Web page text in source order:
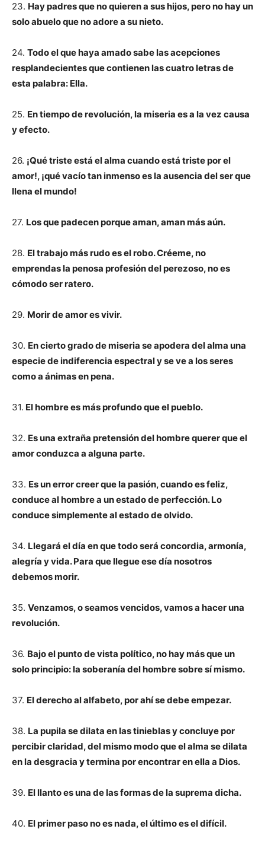
23. Hay padres que no quieren a sus hijos, pero no hay un
solo abuelo que no adore a su nieto.
24. Todo el que haya amado sabe las acepciones
resplandecientes que contienen las cuatro letras de
esta palabra: Ella.
25. En tiempo de revolución, la miseria es a la vez causa
y efecto.
26. ¡Qué triste está el alma cuando está triste por el
amor!, ¡qué vacío tan inmenso es la ausencia del ser que
llena el mundo!
27. Los que padecen porque aman, aman más aún.
28. El trabajo más rudo es el robo. Créeme, no
emprendas la penosa profesión del perezoso, no es
cómodo ser ratero.
29. Morir de amor es vivir.
30. En cierto grado de miseria se apodera del alma una
especie de indiferencia espectral y se ve a los seres
como a ánimas en pena.
31. El hombre es más profundo que el pueblo.
32. Es una extraña pretensión del hombre querer que el
amor conduzca a alguna parte.
33. Es un error creer que la pasión, cuando es feliz,
conduce al hombre a un estado de perfección. Lo
conduce simplemente al estado de olvido.
34. Llegará el día en que todo será concordia, armonía,
alegría y vida. Para que llegue ese día nosotros
debemos morir.
35. Venzamos, o seamos vencidos, vamos a hacer una
revolución.
36. Bajo el punto de vista político, no hay más que un
solo principio: la soberanía del hombre sobre sí mismo.
37. El derecho al alfabeto, por ahí se debe empezar.
38. La pupila se dilata en las tinieblas y concluye por
percibir claridad, del mismo modo que el alma se dilata
en la desgracia y termina por encontrar en ella a Dios.
39. El llanto es una de las formas de la suprema dicha.
40. El primer paso no es nada, el último es el difícil.